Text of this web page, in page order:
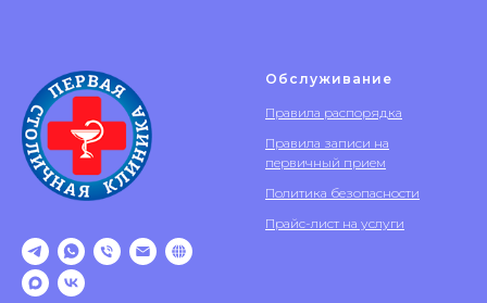
Обслуживание
Правила распорядка
Правила записи на
первичный прием
Политика безопасности
Прайс-лист на услуги